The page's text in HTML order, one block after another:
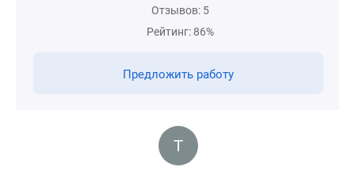
Отзывов: 5
Рейтинг: 86%
Предложить работу